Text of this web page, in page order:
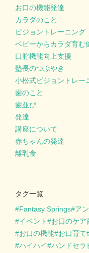
お口の機能発達
カラダのこと
ビジョントレーニング
ベビーからカラダ育む
口腔機能向上支援
塾長のつぶやき
小松式ビジョントレー
歯のこと
歯並び
発達
講座について
赤ちゃんの発達
離乳食
タグ一覧
Fantasy Springs ア
イベント
お口のケア
お口の機能 お口育て
ハイハイ
ハンドセラ